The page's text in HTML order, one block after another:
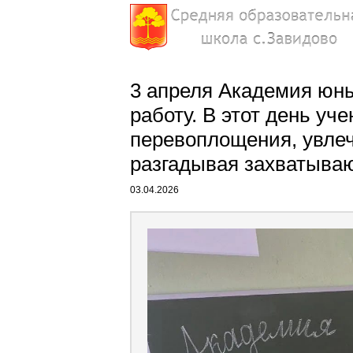
3 апреля Академия
работу. В этот день
перевоплощения,
разгадывая
03.04.2026